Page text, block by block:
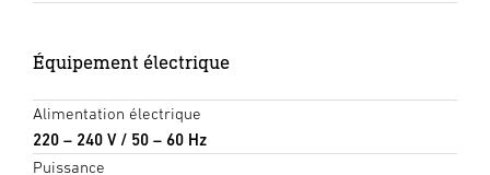
Équipement électrique
Alimentation électrique
220 – 240 V / 50 – 60 Hz
Puissance